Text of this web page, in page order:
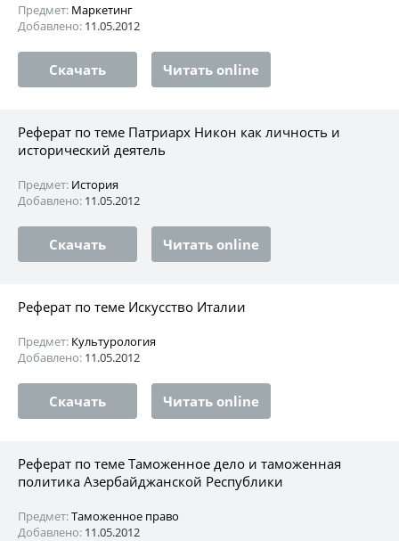
Предмет: Маркетинг
Добавлено: 11.05.2012
Скачать Читать online
Реферат по теме Патриарх Никон как личность и
исторический деятель
Предмет: История
Добавлено: 11.05.2012
Скачать Читать online
Реферат по теме Искусство Италии
Предмет: Культурология
Добавлено: 11.05.2012
Скачать Читать online
Реферат по теме Таможенное дело и таможенная
политика Азербайджанской Республики
Предмет:Таможенное право
Добавлено: 11.05.2012